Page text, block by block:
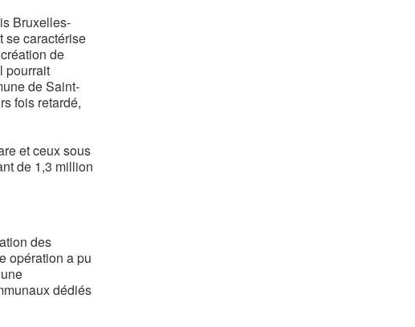
Bruxelles-
se caractérise
de
pourrait
de Saint-
fois retardé,
et ceux sous
de 1,3 million
des
opération a pu
dédiés